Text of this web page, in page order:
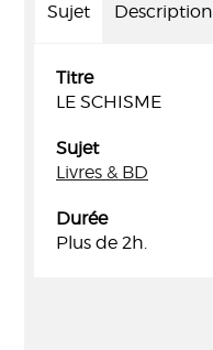
Sujet Description
Titre
LE SCHISME
Sujet
Livres & BD
Durée
Plus de 2h.